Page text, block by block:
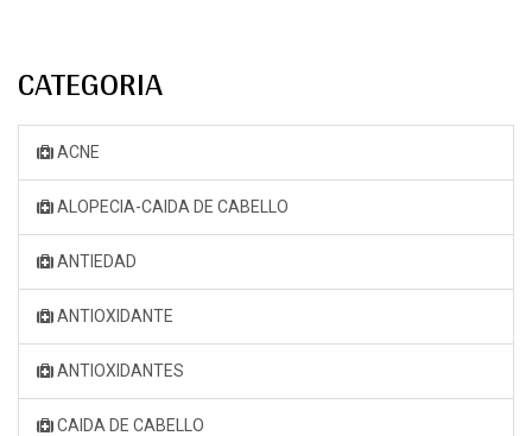
CATEGORIA
ACNE
ALOPECIA-CAIDA DE CABELLO
ANTIEDAD
ANTIOXIDANTE
ANTIOXIDANTES
CAIDA DE CABELLO